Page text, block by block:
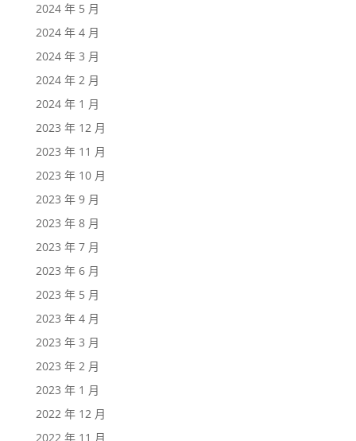
2024 年 5 月
2024 年 4 月
2024 年 3 月
2024 年 2 月
2024 年 1 月
2023 年 12 月
2023 年 11 月
2023 年 10 月
2023 年 9 月
2023 年 8 月
2023 年 7 月
2023 年 6 月
2023 年 5 月
2023 年 4 月
2023 年 3 月
2023 年 2 月
2023 年 1 月
2022 年 12 月
2022 年 11 月